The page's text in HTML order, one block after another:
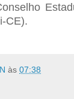
CE).
às 07:38